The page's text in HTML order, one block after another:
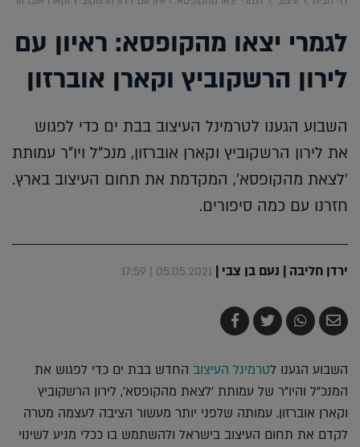
לגמרי יצאו מהקופסא: ראיון עם
לירון הרשקוביץ וקארן אוברזון
השבוע הגענו לטרמינל העיצוב בבת ים כדי לפגוש
את לירון הרשקוביץ וקארן אוברזון, מנכ"ל ויו"ר עמותת
'לצאת מהקופסא', המקדמת את תחום העיצוב בארץ.
חזרנו עם כמה סיפורים.
ירדן חליבה | נעם בן צבי |
05.05.2021 | 17:59
שלח
בדואר
שתף
ב-
צייץ
ב-
שתף
ב-
השבוע הגענו לטרמינל העיצוב החדש בבת ים כדי לפגוש את
המנכ"ל והיו"ר של עמותת 'לצאת מהקופסא', לירון הרשקוביץ
וקארן אוברזון. עמותה שלפני יותר מעשור הציבה לעצמה מטרה
לקדם את תחום העיצוב בישראל ולהשתמש בו ככלי מניע לשינוי